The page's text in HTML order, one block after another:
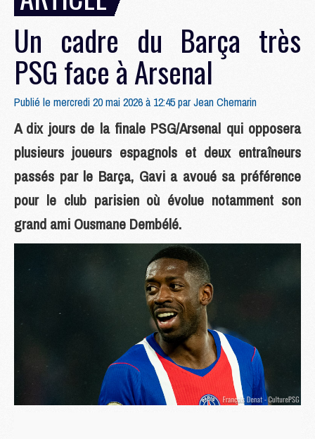
Un cadre du Barça très
PSG face à Arsenal
Publié le mercredi 20 mai 2026 à 12:45 parJean Chemarin
A dix jours de la finale PSG/Arsenal qui opposera
plusieurs joueurs espagnols et deux entraîneurs
passés par le Barça, Gavi a avoué sa préférence
pour le club parisien où évolue notamment son
grand ami Ousmane Dembélé.